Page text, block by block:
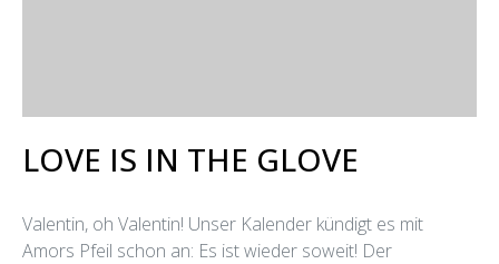
LOVE IS IN THE GLOVE
Valentin, oh Valentin! Unser Kalender kündigt es mit
Amors Pfeil schon an: Es ist wieder soweit! Der